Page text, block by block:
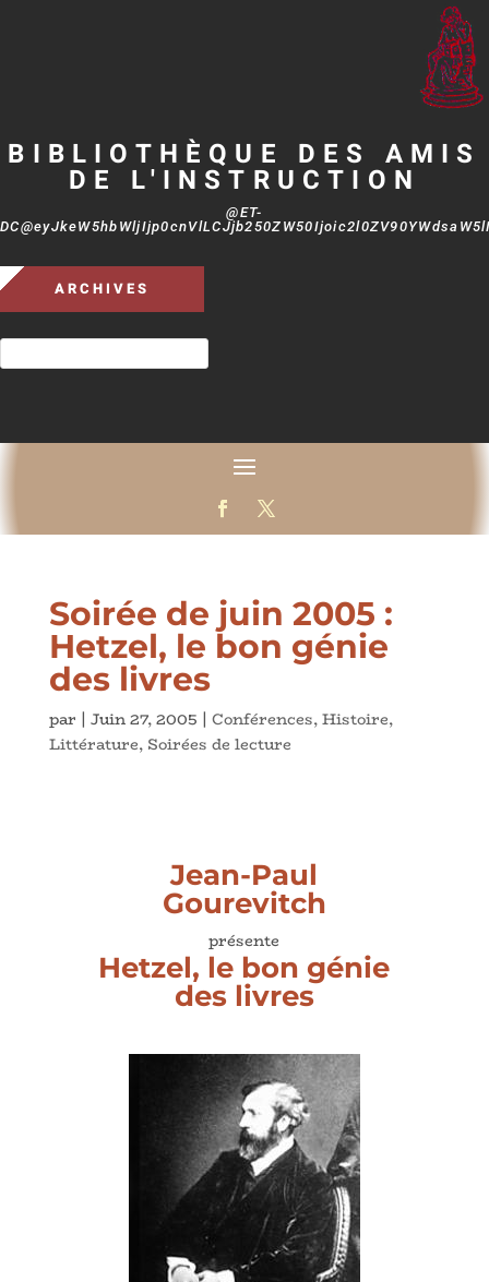
BIBLIOTHÈQUE DES AMIS
DE L'INSTRUCTION
@ET-
ARCHIVES
Soirée de juin 2005 :
Hetzel, le bon génie
des livres
par | Juin 27, 2005 | Conférences,Histoire,
Littérature, Soirées de lecture
Jean-Paul
Gourevitch
présente
Hetzel, le bon génie
des livres